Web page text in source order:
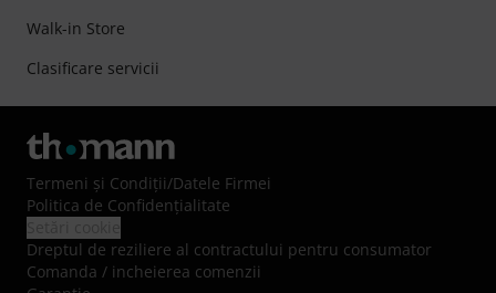
Walk-in Store
Clasificare servicii
Termeni şi Condiţii/Datele Firmei
Politica de Confidenţialitate
Dreptul de reziliere al contractului pentru consumator
Comanda / incheierea comenzii